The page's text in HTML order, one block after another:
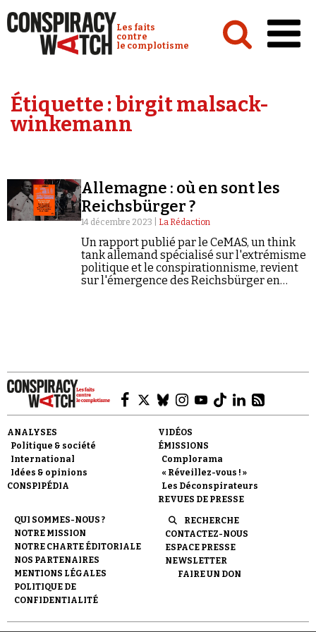
Conspiracy Watch :
Les faits
contre
le complotisme
Analyses
Émissions
Revues de presse
Faire un don
Demander à Vera
Étiquette :birgit malsack-
winkemann
Allemagne : où en sont les
Reichsbürger ?
14 décembre 2023 | La Rédaction
Un rapport publié par le CeMAS, un think
tank allemand spécialisé sur l'extrémisme
politique et le conspirationnisme, revient
sur l'émergence des Reichsbürger en
ANALYSES
Politique & société
International
Idées & opinions
CONSPIPÉDIA
VIDÉOS
ÉMISSIONS
Complorama
« Réveillez-vous ! »
Les Déconspirateurs
REVUES DE PRESSE
QUI SOMMES-NOUS ?
NOTRE MISSION
NOTRE CHARTE ÉDITORIALE
NOS PARTENAIRES
MENTIONS LÉGALES
POLITIQUE DE
CONFIDENTIALITÉ
RECHERCHE
CONTACTEZ-NOUS
ESPACE PRESSE
NEWSLETTER
FAIRE UN DON